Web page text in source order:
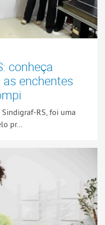
conheça
enchentes
Sindigraf-RS, foi uma
pr...